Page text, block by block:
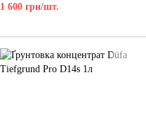
1 600 грн/шт.